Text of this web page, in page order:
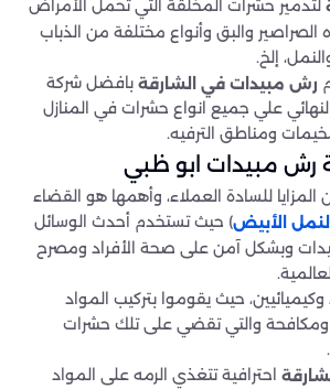
لتدمير حشرات المخلقة التي تحمل الأمراض
والبق وأنواع مختلفة من الذباب
إلخ.
رش مبيدات في الشارقة بافضل شركة
علي جميع انواع حشرات في المنازل
ومناطق الترفيه.
رش مبيدات ابو ظبي
المزايا للسادة العملاء، وأهمها هو القضاء
النمل الأبيض) حيث تستخدم أحدث الوسائل
وبشكل آمن على صحة الأفراد ومصرح
حيث يقوموا بتركيب المواد
ومكافحة والتي تقضي على تلك حشرات
احترافية تتغذي الرمه على المواد